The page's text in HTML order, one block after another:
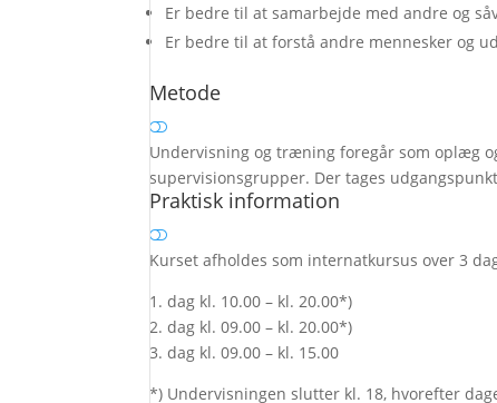
Er bedre til at samarbejde med andre og
Er bedre til at forstå andre mennesker og
Metode
Undervisning og træning foregår som oplæg
supervisionsgrupper. Der tages
Praktisk information
Kurset afholdes som internatkursus over 3
1. dag kl. 10.00 – kl. 20.00*)
2. dag kl. 09.00 – kl. 20.00*)
3. dag kl. 09.00 – kl. 15.00
*) Undervisningen slutter kl. 18, hvorefter